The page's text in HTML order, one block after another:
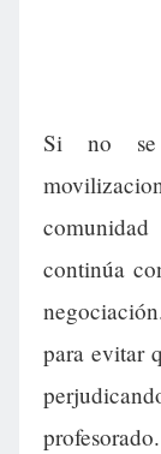
Si no se
continúa
para evitar
profesorado.